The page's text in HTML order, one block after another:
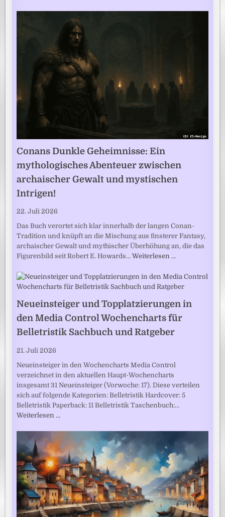
Conans Dunkle Geheimnisse: Ein
mythologisches Abenteuer zwischen
archaischer Gewalt und mystischen
Intrigen!
22. Juli 2026
Das Buch verortet sich klar innerhalb der langen Conan-
Tradition und knüpft an die Mischung aus finsterer Fantasy,
archaischer Gewalt und mythischer Überhöhung an, die das
Figurenbild seit Robert E. Howards…Weiterlesen …
Neueinsteiger und Topplatzierungen in
den Media Control Wochencharts für
Belletristik Sachbuch und Ratgeber
21. Juli 2026
Neueinsteiger in den Wochencharts Media Control
verzeichnet in den aktuellen Haupt-Wochencharts
insgesamt 31 Neueinsteiger (Vorwoche: 17). Diese verteilen
sich auf folgende Kategorien: Belletristik Hardcover: 5
Belletristik Paperback: 11 Belletristik Taschenbuch:…
Weiterlesen …